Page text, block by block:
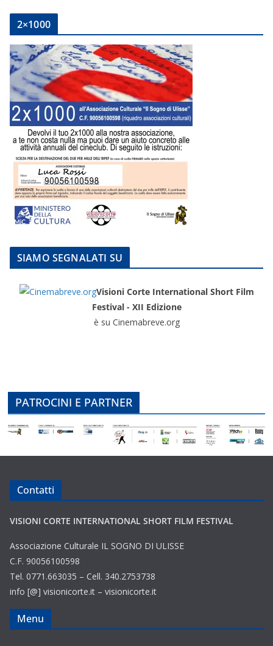
2×1000
SIAMO SEGNALATI SU
Visioni Corte International Short Film
Festival - XII Edizione
è su Cinemabreve.org
PATROCINI E PARTNER
Contatti
VISIONI CORTE INTERNATIONAL SHORT FILM FESTIVAL
Associazione Culturale IL SOGNO DI ULISSE
C.F. 90056100598
Tel. 0771.663035 – Cell. 340.2753738
info [@] visionicorte.it – visionicorte.it
Menu